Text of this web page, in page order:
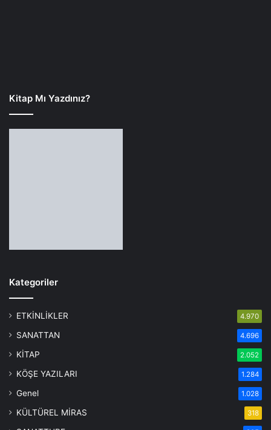
Kitap Mı Yazdınız?
Kategoriler
ETKİNLİKLER 4.970
SANATTAN 4.696
KİTAP 2.052
KÖŞE YAZILARI 1.284
Genel 1.028
KÜLTÜREL MİRAS 318